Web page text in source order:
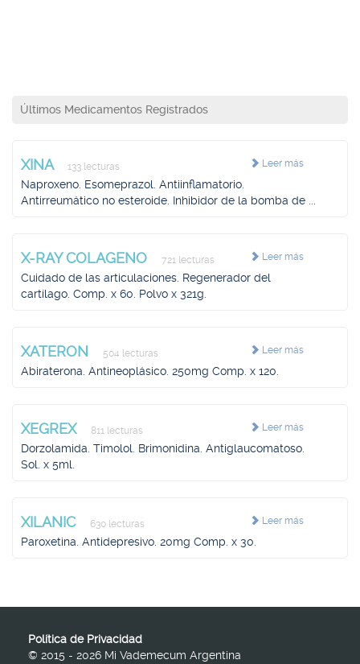
Últimos Medicamentos Registrados
Leer más
XINA 133 lecturas
Naproxeno. Esomeprazol. Antiinflamatorio.
Antirreumático no esteroide. Inhibidor de la bomba de ...
Leer más
X-RAY COLAGENO 721 lecturas
Cuidado de las articulaciones. Regenerador del
cartílago. Comp. x 60. Polvo x 321g.
Leer más
XATERON 504 lecturas
Abiraterona. Antineoplásico. 250mg Comp. x 120.
Leer más
XEGREX 811 lecturas
Dorzolamida. Timolol. Brimonidina. Antiglaucomatoso.
Sol. x 5ml.
Leer más
XILANIC 630 lecturas
Paroxetina. Antidepresivo. 20mg Comp. x 30.
Política de Privacidad
© 2015 - 2026 Mi Vademecum Argentina